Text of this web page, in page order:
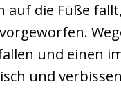
auf die Füße
und einen
und